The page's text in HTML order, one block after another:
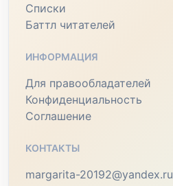
Списки
Баттл читателей
ИНФОРМАЦИЯ
Для правообладателей
Конфиденциальность
Соглашение
КОНТАКТЫ
margarita-20192@yandex.ru